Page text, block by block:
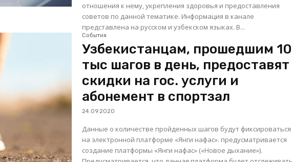
отношения к нему, укрепления здоровья и предоставления
советов по данной тематике. Информация в канале
представлена на русском и узбекском языках. В...
События
Узбекистанцам, прошедшим 10
тыс шагов в день, предоставят
скидки на гос. услуги и
абонемент в спортзал
24.09.2020
Данные о количестве пройденных шагов будут фиксироваться
на электронной платформе «Янги нафас». предусматривается
создание платформы «Янги нафас» («Новое дыхание»).